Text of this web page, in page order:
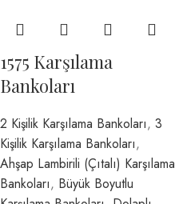
1575 Karşılama
Bankoları
2 Kişilik Karşılama Bankoları, 3
Kişilik Karşılama Bankoları,
Ahşap Lambirili (Çıtalı) Karşılama
Bankoları, Büyük Boyutlu